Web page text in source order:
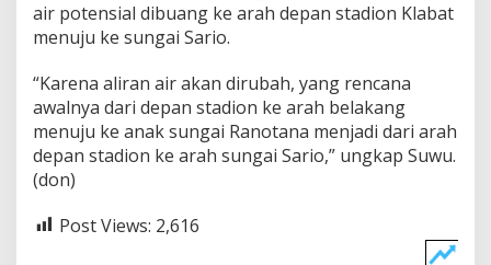
b
u
n
g
a
n
A
air potensial dibuang ke arah depan stadion Klabat
menuju ke sungai Sario.
“Karena aliran air akan dirubah, yang rencana
awalnya dari depan stadion ke arah belakang
menuju ke anak sungai Ranotana menjadi dari arah
depan stadion ke arah sungai Sario,” ungkap Suwu.
(don)
Post Views: 2,616